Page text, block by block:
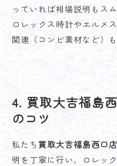
っていれば相場説明もス
ロレックス時計やエルメ
関連（コンビ素材など）
4. 買取大吉福島
のコツ
私たち 買取大吉福島西口店
明を丁寧に行い、ロレッ